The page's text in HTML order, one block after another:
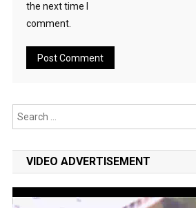
the next time I
comment.
VIDEO ADVERTISEMENT
Video